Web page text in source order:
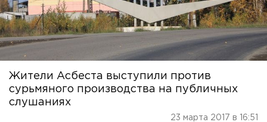
Жители Асбеста выступили против
сурьмяного производства на публичных
слушаниях
23 марта 2017 в 16:51